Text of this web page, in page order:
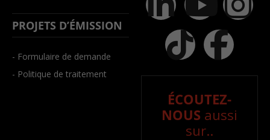
PROJETS D’ÉMISSION
- Formulaire de demande
- Politique de traitement
ÉCOUTEZ-
NOUS aussi
sur..